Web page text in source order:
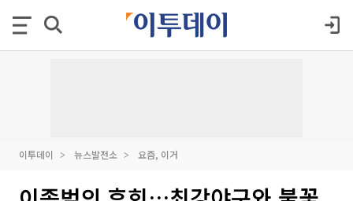
이투데이 뉴스발전소 요즘, 이거